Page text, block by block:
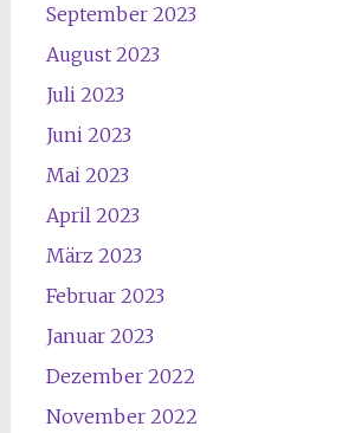
September 2023
August 2023
Juli 2023
Juni 2023
Mai 2023
April 2023
März 2023
Februar 2023
Januar 2023
Dezember 2022
November 2022